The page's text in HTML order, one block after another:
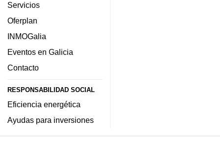
Servicios
Oferplan
INMOGalia
Eventos en Galicia
Contacto
RESPONSABILIDAD SOCIAL
Eficiencia energética
Ayudas para inversiones